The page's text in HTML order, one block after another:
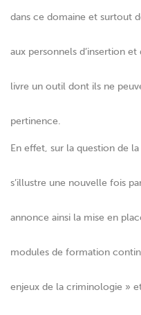
dans ce domaine et surtout
aux personnels d’insertion
livre un outil dont ils ne
pertinence.
En effet, sur la question de la
s’illustre une nouvelle fois
annonce ainsi la mise en
modules de formation
enjeux de la criminologie »